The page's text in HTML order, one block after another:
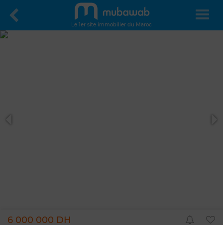
Le 1er site immobilier du Maroc
6 000 000 DH